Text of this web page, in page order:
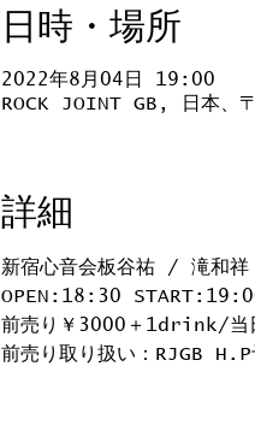
日時・場所
2022年8月04日 19:00
ROCK JOINT GB, 日本、
詳細
新宿心音会板谷祐 / 滝和
OPEN:18:30
前売り￥3000＋1drink/
前売り取り扱い：RJGB H.P